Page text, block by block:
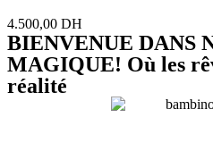
4.500,00 DH
BIENVENUE DANS
MAGIQUE! Où les
réalité